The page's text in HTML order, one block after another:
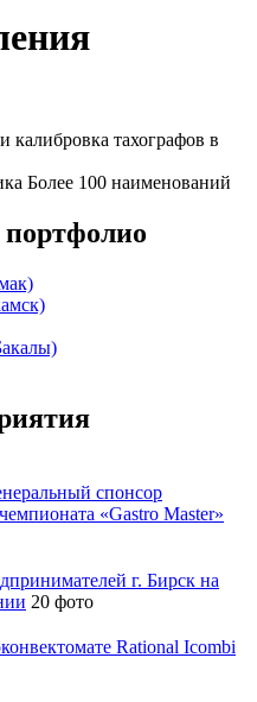
калибровка тахографов в
Более 100 наименований
спонсор
«Gastro Master»
г. Бирск на
20 фото
Rational Icombi